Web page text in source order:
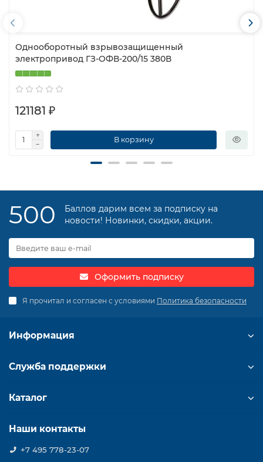
Однооборотный взрывозащищенный
электропривод ГЗ-ОФВ-200/15 380В
121181 ₽
В корзину
500
Баллов дарим всем за подписку на
новости! Новинки, скидки, акции.
Оформить подписку
Я прочитал и согласен с условиями Политика безопасности
Информация
Служба поддержки
Каталог
Наши контакты
+7 495 778-23-07